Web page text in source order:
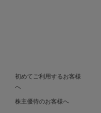
初めてご利用するお客様
へ
株主優待のお客様へ